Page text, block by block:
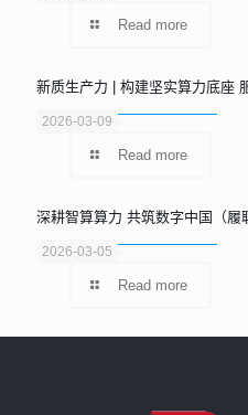
Read more
2026-03-09
新质生产力 | 构建坚实算力底座
Read more
2026-03-05
深耕智算算力 共筑数字中国（履
Read more